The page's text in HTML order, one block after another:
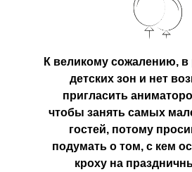
К великому сожалению, в
детских зон и нет
пригласить
чтобы занять самых
гостей, потому
подумать о том, с кем
кроху на